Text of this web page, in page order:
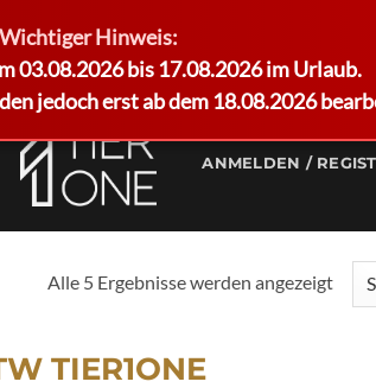
Wichtiger Hinweis:
03.08.2026 bis 17.08.2026 im Urlaub.
jedoch erst ab dem 18.08.2026
ANMELDEN /
Alle 5 Ergebnisse werden angezeigt
TIER1ONE